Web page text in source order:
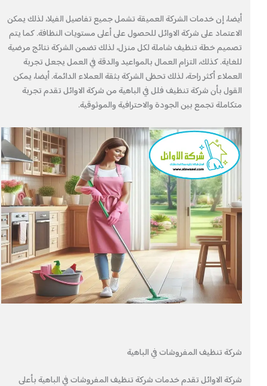
أيضا، إن خدمات الشركة العميقة تشمل جميع تفاصيل الفيلا، لذلك يمكن
الاعتماد على شركة الاوائل للحصول على أعلى مستويات النظافة. كما يتم
تصميم خطة تنظيف شاملة لكل منزل، لذلك تضمن الشركة نتائج مرضية
للغاية. كذلك، التزام العمال بالمواعيد والدقة في العمل يجعل تجربة
العملاء أكثر راحة، لذلك تحظى الشركة بثقة العملاء الدائمة. أيضا، يمكن
القول بأن شركة تنظيف فلل في الباهية من شركة الاوائل تقدم تجربة
متكاملة تجمع بين الجودة والاحترافية والموثوقية.
شركة تنظيف المفروشات في الباهية
شركة الاوائل تقدم خدمات شركة تنظيف المفروشات في الباهية بأعلى